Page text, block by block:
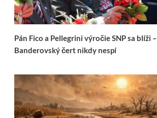
Pán Fico a Pellegrini výročie SNP sa blíži –
Banderovský čert nikdy nespí